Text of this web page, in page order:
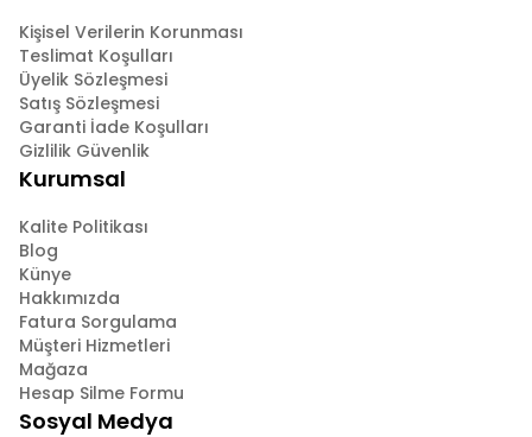
Kişisel Verilerin Korunması
Teslimat Koşulları
Üyelik Sözleşmesi
Satış Sözleşmesi
Garanti İade Koşulları
Gizlilik Güvenlik
Kurumsal
Kalite Politikası
Blog
Künye
Hakkımızda
Fatura Sorgulama
Müşteri Hizmetleri
Mağaza
Hesap Silme Formu
Sosyal Medya